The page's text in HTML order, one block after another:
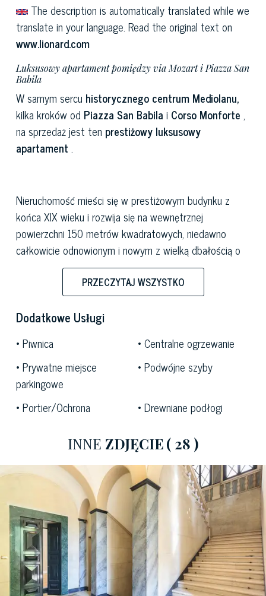
The description is automatically translated while we
translate in your language. Read the original text on
www.lionard.com
Luksusowy apartament pomiędzy via Mozart i Piazza San
Babila
W samym sercu historycznego centrum Mediolanu,
kilka kroków od Piazza San Babila i Corso Monforte ,
na sprzedaż jest ten prestiżowy luksusowy
apartament .
Nieruchomość mieści się w prestiżowym budynku z
końca XIX wieku i rozwija się na wewnętrznej
powierzchni 150 metrów kwadratowych, niedawno
całkowicie odnowionym i nowym z wielką dbałością o
przywrócone detale z epoki i doskonałą specyfikację.
Wewnątrz składa się z dużej części dziennej z częścią
wypoczynkową i jadalnią, kuchni, dwóch sypialni
dwuosobowych, z których jedna ma łazienkę i dużej
szafy z miejscem do prania.
detali, które nadają tej wspaniałej rezydencji odrobinę
ponadczasowej elegancji i wyrafinowania: wśród nich
znajdziemy oryginalne detale z epoki i wykończenia,
takie jak wysokie sufity o wysokości do 4,40 metra,
drzwi fachowo odrestaurowane historyczne,
odrestaurowane okna z oknami niskoemisyjnymi do
ograniczania zużycia energii i hałasu oraz ciepłą
podłogę z drewna tekowego birmańskiego.
PRZECZYTAJ WSZYSTKO
Dodatkowe Usługi
Piwnica
Centralne ogrzewanie
Prywatne miejsce
parkingowe
Podwójne szyby
Portier/Ochrona Drewniane podłogi
INNE ZDJĘCIE( 28 )